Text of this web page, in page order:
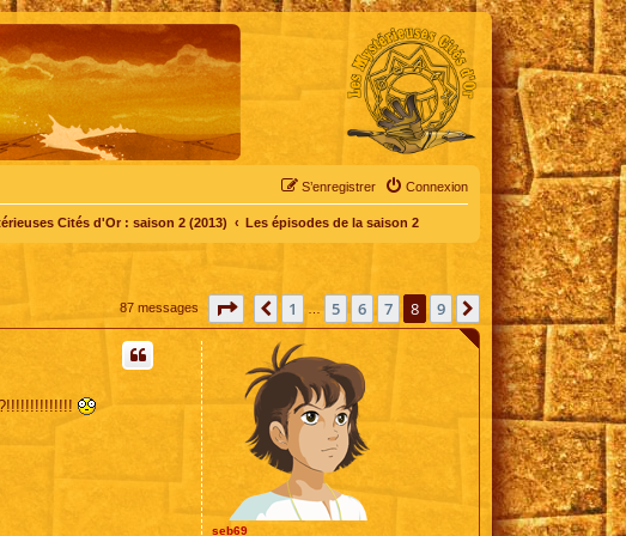
Connexion
S’enregistrer
Cités d'Or : saison 2 (2013) Les épisodes de la saison 2
87 messages Page sur9
Précédente
1 5 6 7 8 9 Suivante
seb69